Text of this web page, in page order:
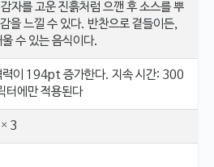
자를 고운 진흙처럼 으깬 후 소스를 뿌
을 느낄 수 있다. 반찬으로 곁들이든,
수 있는 음식이다.
력이 194pt 증가한다. 지속 시간: 300
터에만 적용된다
× 3